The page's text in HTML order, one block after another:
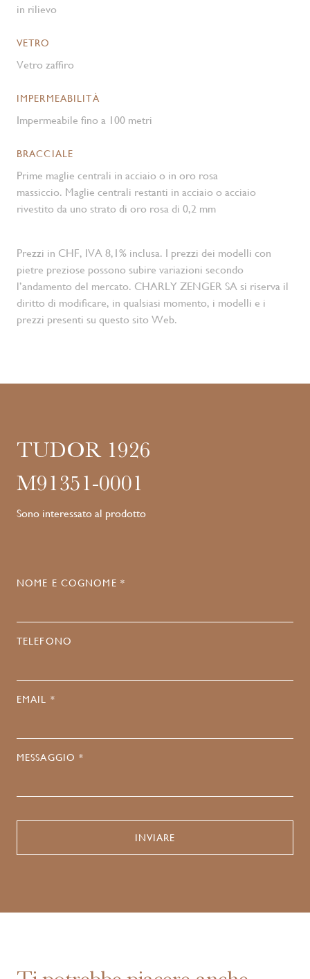
in rilievo
VETRO
Vetro zaffiro
IMPERMEABILITÀ
Impermeabile fino a 100 metri
BRACCIALE
Prime maglie centrali in acciaio o in oro rosa
massiccio. Maglie centrali restanti in acciaio o acciaio
rivestito da uno strato di oro rosa di 0,2 mm
Prezzi in CHF, IVA 8,1% inclusa. I prezzi dei modelli con
pietre preziose possono subire variazioni secondo
l’andamento del mercato. CHARLY ZENGER SA si riserva il
diritto di modificare, in qualsiasi momento, i modelli e i
prezzi presenti su questo sito Web.
TUDOR 1926
M91351-0001
Sono interessato al prodotto
NOME E COGNOME *
TELEFONO
EMAIL *
MESSAGGIO *